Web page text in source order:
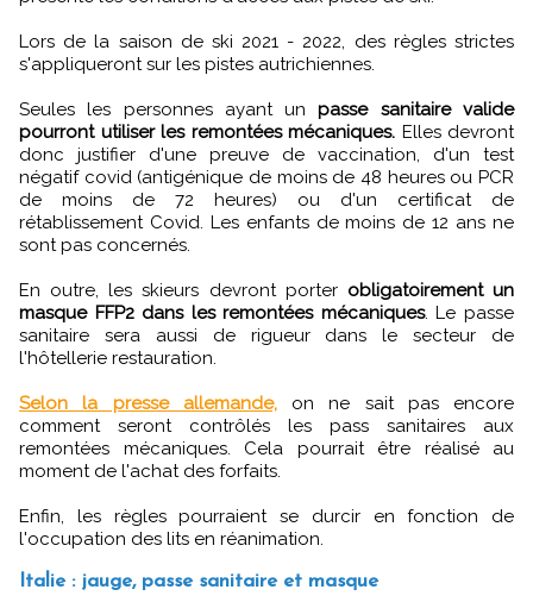
Lors de la saison de ski 2021 - 2022, des règles strictes
s'appliqueront sur les pistes autrichiennes.
Seules les personnes ayant unpasse sanitaire valide
pourront utiliser les remontées mécaniques. Elles devront
donc justifier d'une preuve de vaccination, d'un test
négatif covid (antigénique de moins de 48 heures ou PCR
de moins de 72 heures) ou d'un certificat de
rétablissement Covid. Les enfants de moins de 12 ans ne
sont pas concernés.
En outre, les skieurs devront porter obligatoirement un
masque FFP2 dans les remontées mécaniques. Le passe
sanitaire sera aussi de rigueur dans le secteur de
l'hôtellerie restauration.
Selon la presse allemande,on ne sait pas encore
comment seront contrôlés les pass sanitaires aux
remontées mécaniques. Cela pourrait être réalisé au
moment de l'achat des forfaits.
Enfin, les règles pourraient se durcir en fonction de
l'occupation des lits en réanimation.
Italie : jauge, passe sanitaire et masque